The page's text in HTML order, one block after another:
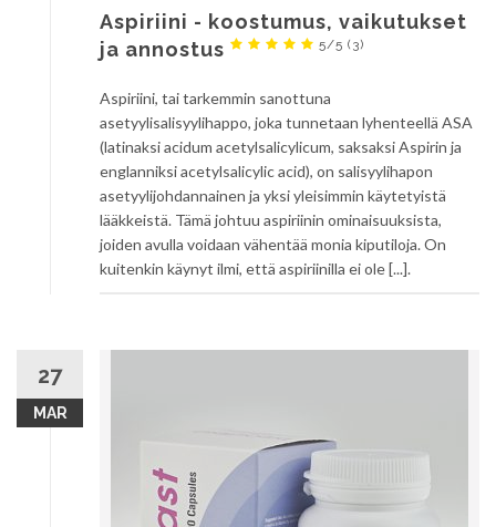
Aspiriini - koostumus, vaikutukset
ja annostus
5/5 (3)
Aspiriini, tai tarkemmin sanottuna
asetyylisalisyylihappo, joka tunnetaan lyhenteellä ASA
(latinaksi acidum acetylsalicylicum, saksaksi Aspirin ja
englanniksi acetylsalicylic acid), on salisyylihapon
asetyylijohdannainen ja yksi yleisimmin käytetyistä
lääkkeistä. Tämä johtuu aspiriinin ominaisuuksista,
joiden avulla voidaan vähentää monia kiputiloja. On
kuitenkin käynyt ilmi, että aspiriinilla ei ole [...].
27
MAR